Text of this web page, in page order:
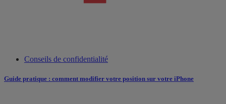
Conseils de confidentialité
Guide pratique : comment modifier votre position sur votre iPhone